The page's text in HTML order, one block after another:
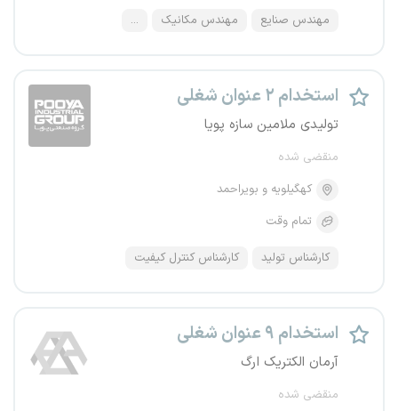
مهندس صنایع مهندس مکانیک ...
استخدام ۲ عنوان شغلی
تولیدی ملامین سازه پویا
منقضی شده
کهگیلویه و بویراحمد
تمام وقت
کارشناس تولید کارشناس کنترل کیفیت
استخدام ۹ عنوان شغلی
آرمان الکتریک ارگ
منقضی شده